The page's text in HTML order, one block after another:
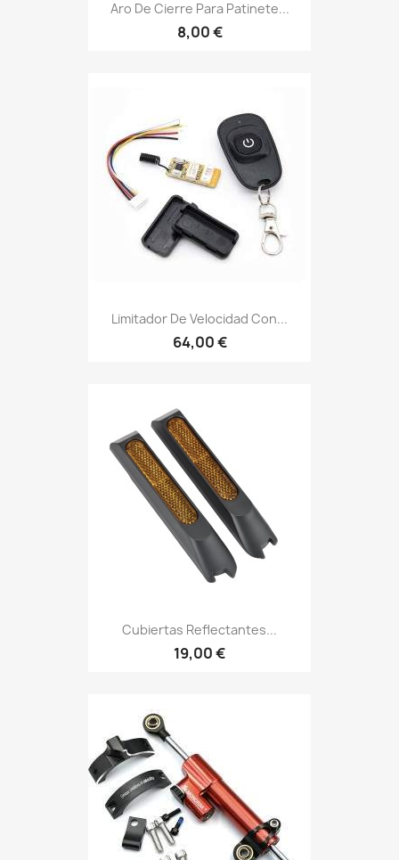
Aro De Cierre Para Patinete...
8,00 €
Limitador De Velocidad Con...
64,00 €
Cubiertas Reflectantes...
19,00 €